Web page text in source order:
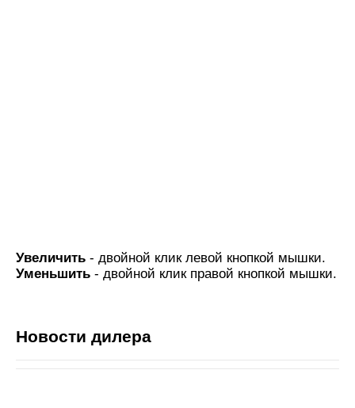
Увеличить - двойной клик левой кнопкой мышки.
Уменьшить - двойной клик правой кнопкой мышки.
Новости дилера